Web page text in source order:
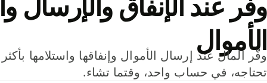
وفر عند الإنفاق والإرسال
الأموال
تحتاجه، في حساب واحد، وقتما تشاء.